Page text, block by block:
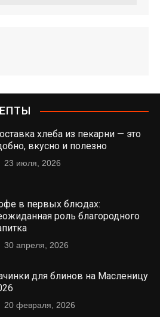
хлеба из пекарни — это
вкусно и полезно
23 июля, 2026
в первых блюдах:
роль благородного
30 апреля, 2026
для блинов на Масленицу
20 февраля, 2026